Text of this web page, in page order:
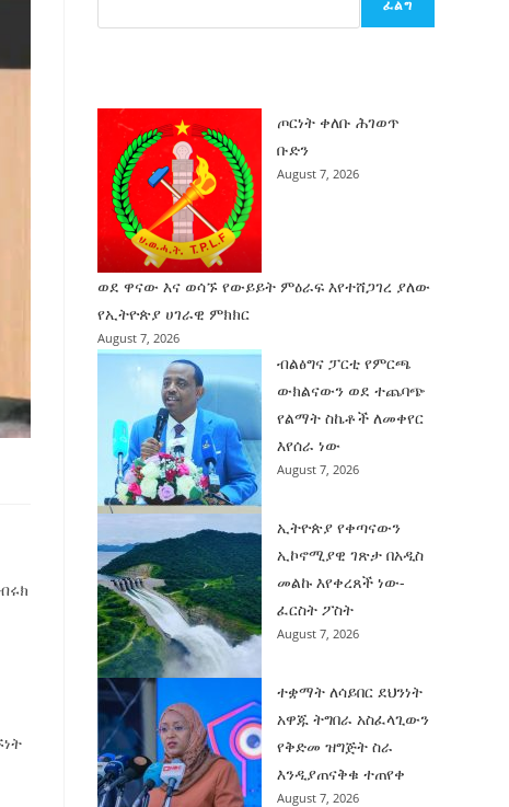
ፈልግ
ጦርነት ቀለቡ ሕገወጥ
ቡድን
August 7, 2026
ወደ ዋናው እና ወሳኙ የውይይት ምዕራፍ እየተሸጋገረ ያለው
የኢትዮጵያ ሀገራዊ ምክክር
August 7, 2026
ብልፅግና ፓርቲ የምርጫ
ውክልናውን ወደ ተጨባጭ
የልማት ስኬቶች ለመቀየር
እየሰራ ነው
August 7, 2026
ኢትዮጵያ የቀጣናውን
ኢኮኖሚያዊ ገጽታ በአዲስ
መልኩ እየቀረጸች ነው-
ፈርስት ፖስት
August 7, 2026
ተቋማት ለሳይበር ደህንነት
አዋጁ ትግበራ አስፈላጊውን
የቅድመ ዝግጅት ስራ
እንዲያጠናቅቁ ተጠየቀ
August 7, 2026